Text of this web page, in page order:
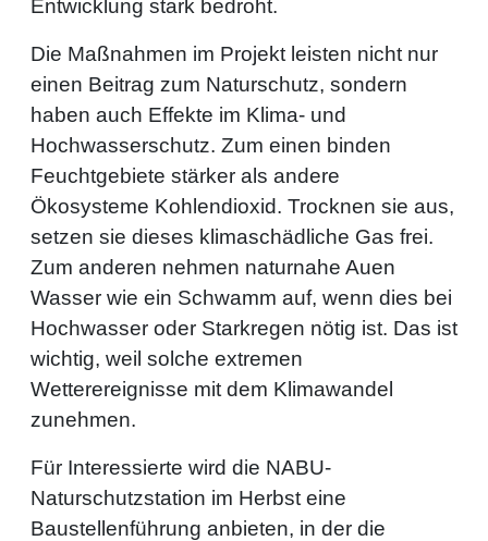
Entwicklung stark bedroht.
Die Maßnahmen im Projekt leisten nicht nur
einen Beitrag zum Naturschutz, sondern
haben auch Effekte im Klima- und
Hochwasserschutz. Zum einen binden
Feuchtgebiete stärker als andere
Ökosysteme Kohlendioxid. Trocknen sie aus,
setzen sie dieses klimaschädliche Gas frei.
Zum anderen nehmen naturnahe Auen
Wasser wie ein Schwamm auf, wenn dies bei
Hochwasser oder Starkregen nötig ist. Das ist
wichtig, weil solche extremen
Wetterereignisse mit dem Klimawandel
zunehmen.
Für Interessierte wird die NABU-
Naturschutzstation im Herbst eine
Baustellenführung anbieten, in der die